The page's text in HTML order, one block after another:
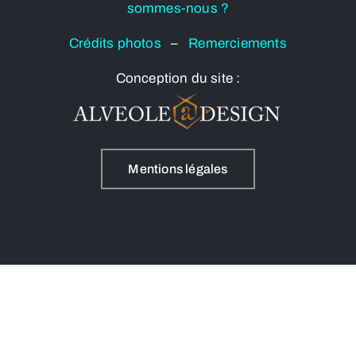
sommes-nous ?
Crédits photos– Remerciements
Conception du site :
Mentions légales